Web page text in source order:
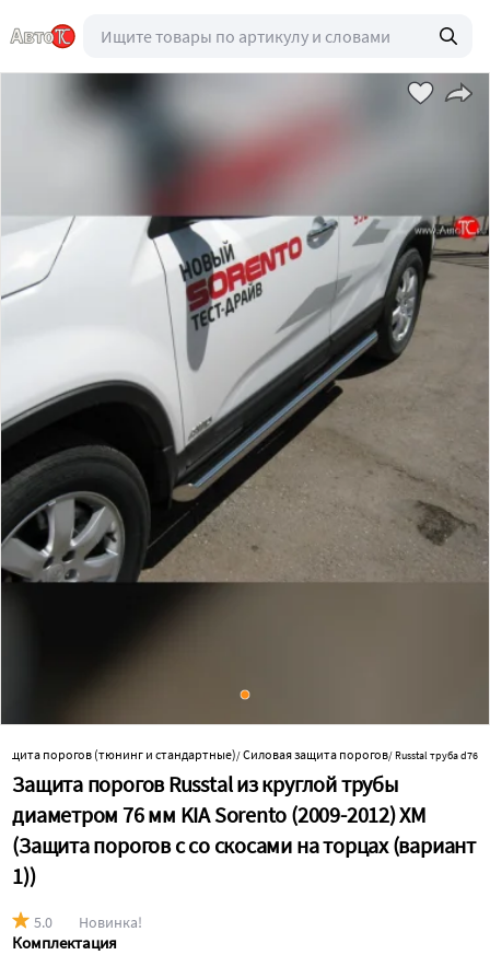
порогов (тюнинг и стандартные)/Силовая защита порогов/ Russtal труба d76
Защита порогов Russtal из круглой трубы
диаметром 76 мм KIA Sorento (2009-2012) XM
(Защита порогов с со скосами на торцах (вариант
1))
5.0 Новинка!
Комплектация